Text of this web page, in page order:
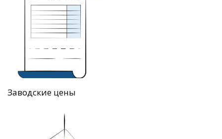
Заводские цены